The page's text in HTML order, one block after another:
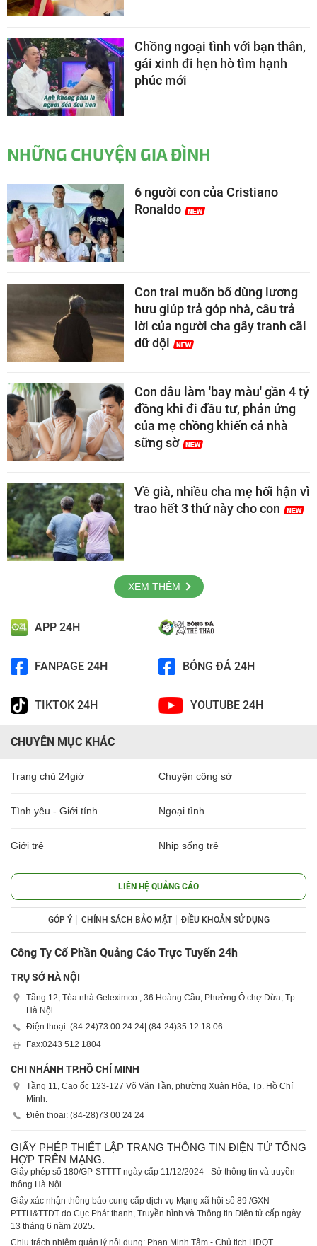
Chồng ngoại tình với bạn thân,
gái xinh đi hẹn hò tìm hạnh
phúc mới
NHỮNG CHUYỆN GIA ĐÌNH
6 người con của Cristiano
Ronaldo
Con trai muốn bố dùng lương
hưu giúp trả góp nhà, câu trả
lời của người cha gây tranh cãi
dữ dội
Con dâu làm 'bay màu' gần 4 tỷ
đồng khi đi đầu tư, phản ứng
của mẹ chồng khiến cả nhà
sững sờ
Về già, nhiều cha mẹ hối hận vì
trao hết 3 thứ này cho con
XEM THÊM
APP 24H
FANPAGE 24H BÓNG ĐÁ 24H
TIKTOK 24H YOUTUBE 24H
CHUYÊN MỤC KHÁC
Trang chủ 24giờ Chuyện công sở
Tình yêu - Giới tính Ngoại tình
Giới trẻ Nhịp sống trẻ
LIÊN HỆ QUẢNG CÁO
GÓP Ý CHÍNH SÁCH BẢO MẬT ĐIỀU KHOẢN SỬ DỤNG
Công Ty Cổ Phần Quảng Cáo Trực Tuyến 24h
TRỤ SỞ HÀ NỘI
Tầng 12, Tòa nhà Geleximco , 36 Hoàng Cầu, Phường Ô chợ Dừa, Tp.
Hà Nội
Điện thoại: (84-24)73 00 24 24| (84-24)35 12 18 06
Fax:0243 512 1804
CHI NHÁNH TP.HỒ CHÍ MINH
Tầng 11, Cao ốc 123-127 Võ Văn Tần, phường Xuân Hòa, Tp. Hồ Chí
Minh.
Điện thoại: (84-28)73 00 24 24
GIẤY PHÉP THIẾT LẬP TRANG THÔNG TIN ĐIỆN TỬ TỔNG
HỢP TRÊN MẠNG.
Giấy phép số 180/GP-STTTT ngày cấp 11/12/2024 - Sở thông tin và truyền
thông Hà Nội.
Giấy xác nhận thông báo cung cấp dịch vụ Mạng xã hội số 89 /GXN-
PTTH&TTĐT do Cục Phát thanh, Truyền hình và Thông tin Điện tử cấp ngày
13 tháng 6 năm 2025.
Chịu trách nhiệm quản lý nội dung: Phan Minh Tâm - Chủ tịch HĐQT.